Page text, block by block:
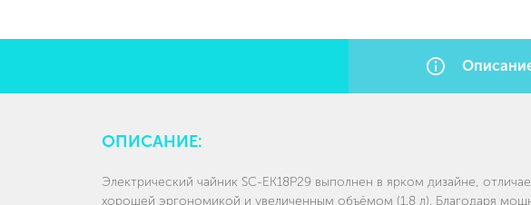
ОПИСАНИЕ:
Электрический чайник SC-EK18P29 выполнен в ярком дизайне,
хорошей эргономикой и увеличенным объёмом (1.8 л). Благодаря